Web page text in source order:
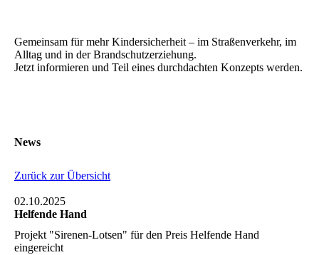
Gemeinsam für mehr Kindersicherheit – im Straßenverkehr, im
Alltag und in der Brandschutzerziehung.
Jetzt informieren und Teil eines durchdachten Konzepts werden.
News
Zurück zur Übersicht
02.10.2025
Helfende Hand
Projekt "Sirenen-Lotsen" für den Preis Helfende Hand
eingereicht